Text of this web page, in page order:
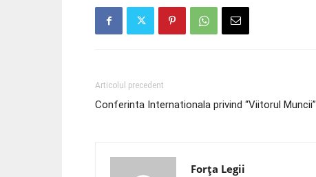
Articolul precedent
Conferinta Internationala privind “Viitorul Muncii”
Forța Legii